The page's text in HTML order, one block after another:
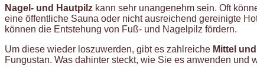
Nagel- und Hautpilz kann sehr unangenehm sein. Oft
eine öffentliche Sauna oder nicht ausreichend gereinigte
können die Entstehung von Fuß- und Nagelpilz fördern.
Um diese wieder loszuwerden, gibt es zahlreiche Mittel
Fungustan. Was dahinter steckt, wie Sie es anwenden